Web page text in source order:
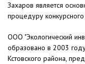
Захаров является
процедуру
ООО "Экологический
образовано в 2003
Кстовского района,